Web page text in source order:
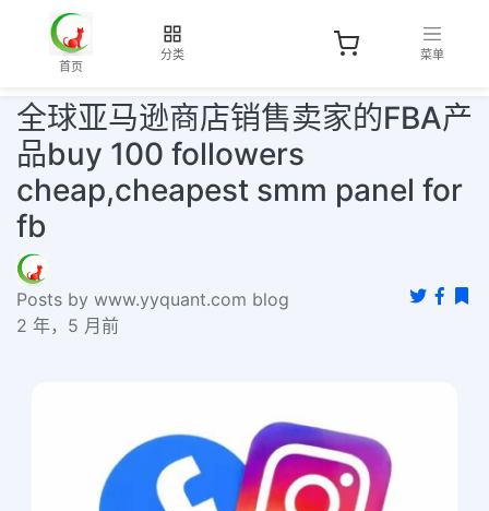
首页
分类 菜单
全球亚马逊商店销售卖家的FBA产
品buy 100 followers
cheap,cheapest smm panel for
fb
Posts by www.yyquant.com blog
2 年，5 月前